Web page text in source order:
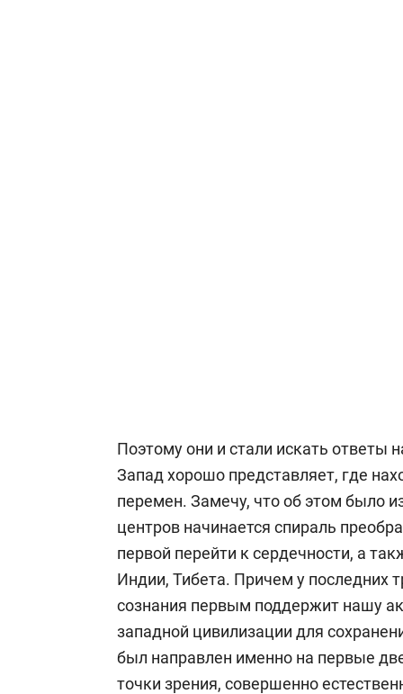
Поэтому они и стали искать ответы
Запад хорошо представляет, где
перемен. Замечу, что об этом было
центров начинается спираль
первой перейти к сердечности, а
Индии, Тибета. Причем у последних
сознания первым поддержит нашу
западной цивилизации для
был направлен именно на первые
точки зрения, совершенно